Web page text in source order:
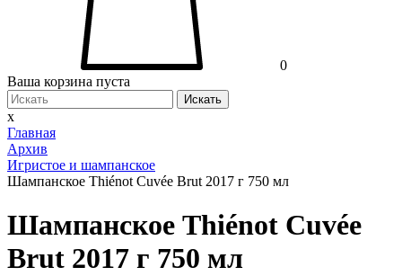
0
Ваша корзина пуста
Искать
x
Главная
Архив
Игристое и шампанское
Шампанское Thiénot Cuvée Brut 2017 г 750 мл
Шампанское Thiénot Cuvée
Brut 2017 г 750 мл